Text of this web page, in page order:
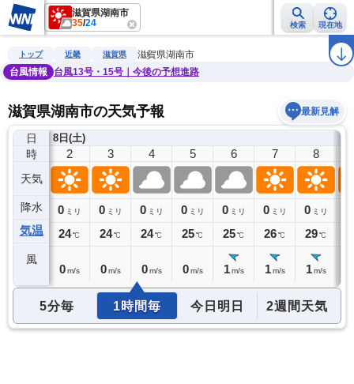
滋賀県湖南市
35/24 検索 現在地
雨雲レーダー 台風情報 地震情報 ラ
トップ 近畿 滋賀県
滋賀県湖南市
台風情報
台風13号・15号｜今後の予想進路
滋賀県湖南市の天気予報 最新見解
日
時
天気
降水
気温
風
8日(土)
1
0ミリ
24℃
2
0 ミリ
24℃
0 m/s
3
0 ミリ
24℃
0 m/s
4
0 ミリ
24℃
0 m/s
5
0 ミリ
25℃
0 m/s
6
0 ミリ
25℃
1 m/s
7
0 ミリ
26℃
1 m/s
8
0 ミリ
29℃
1 m/s
5分毎 1時間毎 今日明日 2週間天気